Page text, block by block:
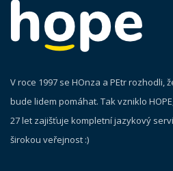
V roce 1997 se HOnza a PEtr rozhodli,
bude lidem pomáhat. Tak vzniklo
27 let zajišťuje kompletní jazykový
širokou veřejnost :)